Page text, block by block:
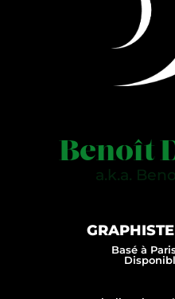
Benoît
a.k.a.
Basé à